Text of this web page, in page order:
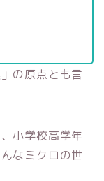
の原点とも言
小学校高学年
なミクロの世